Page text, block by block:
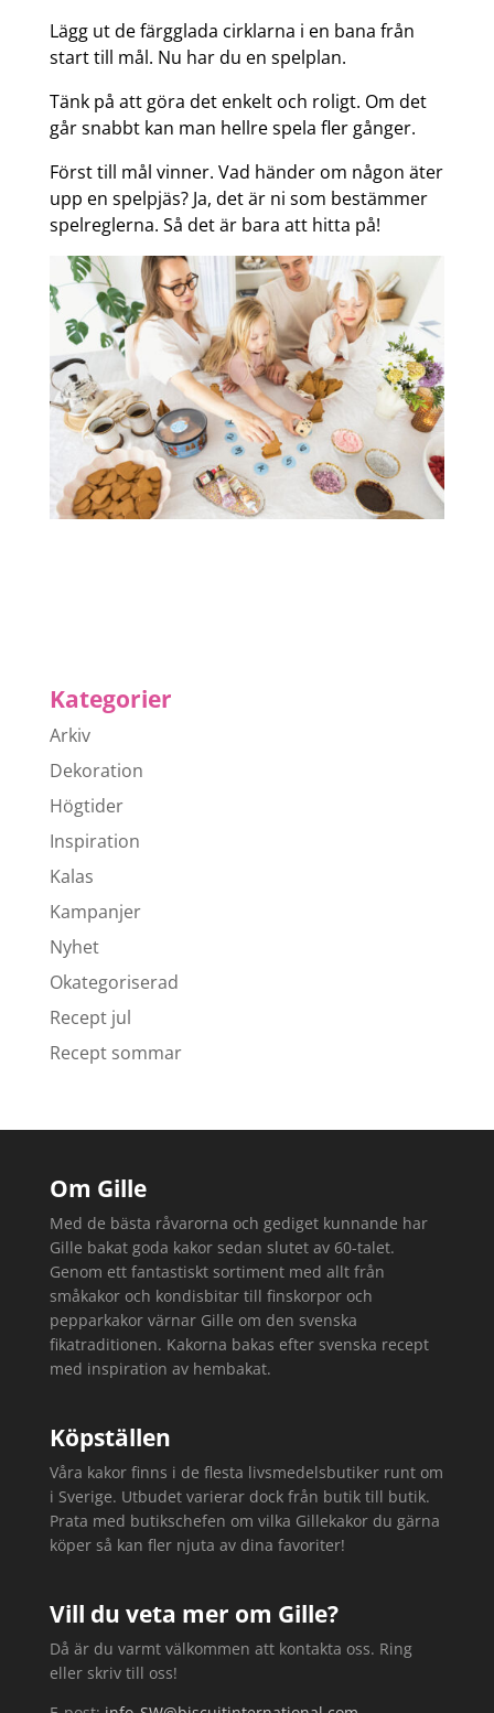
Lägg ut de färgglada cirklarna i en bana från
start till mål. Nu har du en spelplan.
Tänk på att göra det enkelt och roligt. Om det
går snabbt kan man hellre spela fler gånger.
Först till mål vinner. Vad händer om någon äter
upp en spelpjäs? Ja, det är ni som bestämmer
spelreglerna. Så det är bara att hitta på!
Kategorier
Arkiv
Dekoration
Högtider
Inspiration
Kalas
Kampanjer
Nyhet
Okategoriserad
Recept jul
Recept sommar
Om Gille
Med de bästa råvarorna och gediget kunnande har
Gille bakat goda kakor sedan slutet av 60-talet.
Genom ett fantastiskt sortiment med allt från
småkakor och kondisbitar till finskorpor och
pepparkakor värnar Gille om den svenska
fikatraditionen. Kakorna bakas efter svenska recept
med inspiration av hembakat.
Köpställen
Våra kakor finns i de flesta livsmedelsbutiker runt om
i Sverige. Utbudet varierar dock från butik till butik.
Prata med butikschefen om vilka Gillekakor du gärna
köper så kan fler njuta av dina favoriter!
Vill du veta mer om Gille?
Då är du varmt välkommen att kontakta oss. Ring
eller skriv till oss!